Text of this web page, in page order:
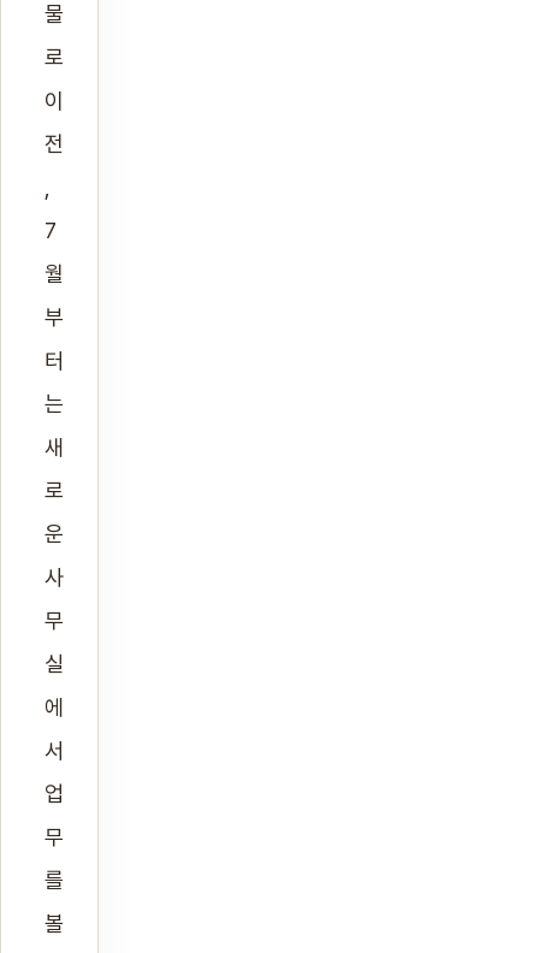
물
로
이
전
7
월
부
터
는
새
로
운
사
무
실
에
서
업
무
를
볼